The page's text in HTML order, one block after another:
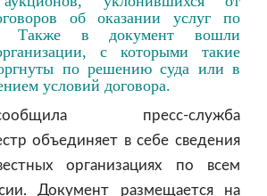
об оказании услуг по
Также в документ вошли
с которыми такие
по решению суда или в
условий договора.
пресс-служба
объединяет в себе сведения
организациях по всем
Документ размещается на